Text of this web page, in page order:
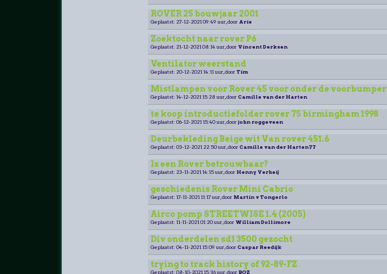
ROVER 25 bouwjaar 2001
Geplaatst: 27-12-2021 09:49 uur, door Arie
Zoektocht naar rover P6
Geplaatst: 21-12-2021 08:14 uur, door Vincent Derksen
Ventilator weerstand
Geplaatst: 20-12-2021 14:11 uur, door Tim
Mistlampen voor Rover 45 voor onder de voorbumper
Geplaatst: 14-12-2021 15:28 uur, door Camille van der Harten
te koop introductiefolder rover 75 birmingham 1998
Geplaatst: 06-12-2021 15:40 uur, door john roggeveen
Deurbekleding Beige wit Van rover 451.6
Geplaatst: 03-12-2021 22:50 uur, door Camille van der Harten77
Is een Rover betrouwbaar?
Geplaatst: 23-11-2021 14:15 uur, door Henny Verheij
geschiedenis Rover Mini Cabrio
Geplaatst: 17-11-2021 11:17 uur, door Martin v Tongerlo
Airco pomp STREETWISE 1.4 (2005)
Geplaatst: 11-11-2021 01:20 uur, door William Dollimore
Div onderdelen sd1 3500 gezocht
Geplaatst: 04-11-2021 15:09 uur, door Caspar Reedijk
trying to track history of 92-89-FZ
Geplaatst: 08-10-2021 15:36 uur, door BOZ